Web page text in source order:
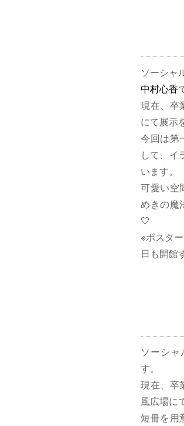
ソーシャ
中村心香
現在、卒
にて展示
今回は第
して、イ
います。
可愛い空
めきの魔
🤍
※ポスタ
日も開館
ソーシ
す。
現在、卒
風広場に
短冊を用